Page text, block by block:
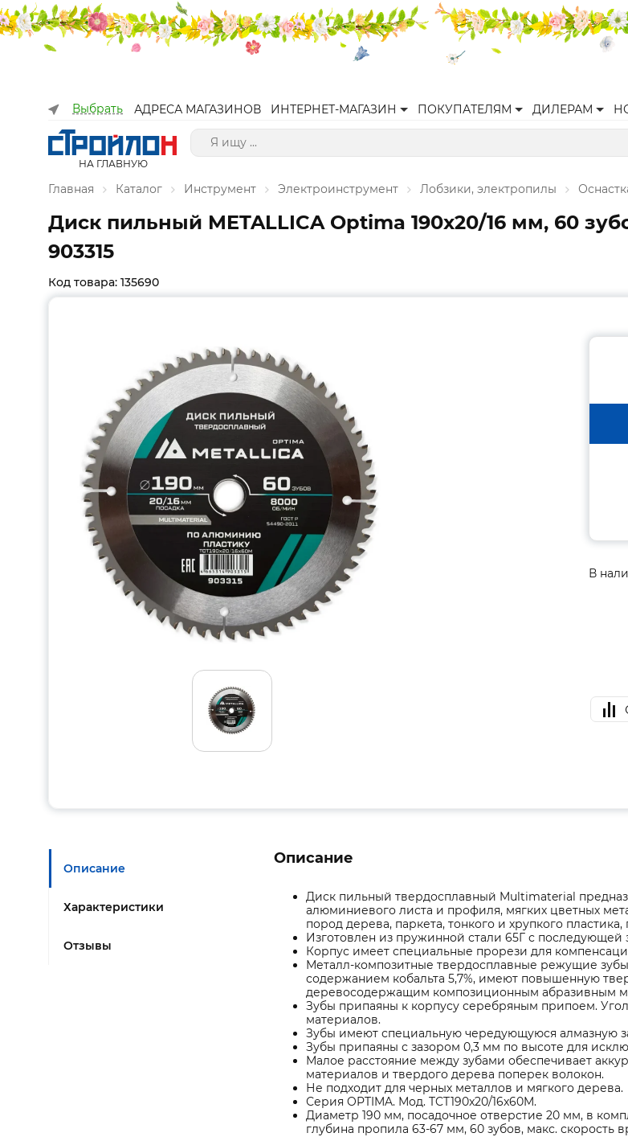
Выбрать АДРЕСА МАГАЗИНОВ ИНТЕРНЕТ-МАГАЗИН ПОКУПАТЕЛЯМ ДИЛЕРАМ
НА ГЛАВНУЮ
Главная Каталог Инструмент Электроинструмент Лобзики, электропилы
Диск пильный METALLICA Optima 190x20/16 мм, 60
903315
Код товара: 135690
В
Описание
Характеристики
Отзывы
Описание
Диск пильный твердосплавный Multimaterial
алюминиевого листа и профиля, мягких цветных
пород дерева, паркета, тонкого и хрупкого
Изготовлен из пружинной стали 65Г с последующей
Корпус имеет специальные прорези для
Металл-композитные твердосплавные режущие
содержанием кобальта 5,7%, имеют повышенную
деревосодержащим композиционным абразивным
Зубы припаяны к корпусу серебряным припоем.
материалов.
Зубы имеют специальную чередующуюся алмазную
Зубы припаяны с зазором 0,3 мм по высоте для
Малое расстояние между зубами обеспечивает
материалов и твердого дерева поперек волокон.
Не подходит для черных металлов и мягкого дерева.
Серия OPTIMA. Мод. TCT190x20/16x60M.
Диаметр 190 мм, посадочное отверстие 20 мм, в
глубина пропила 63-67 мм, 60 зубов, макс. скорость